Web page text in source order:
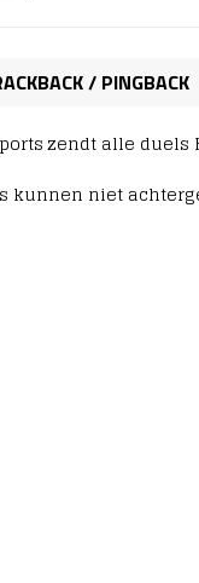
/ PINGBACK
zendt alle duels
kunnen niet